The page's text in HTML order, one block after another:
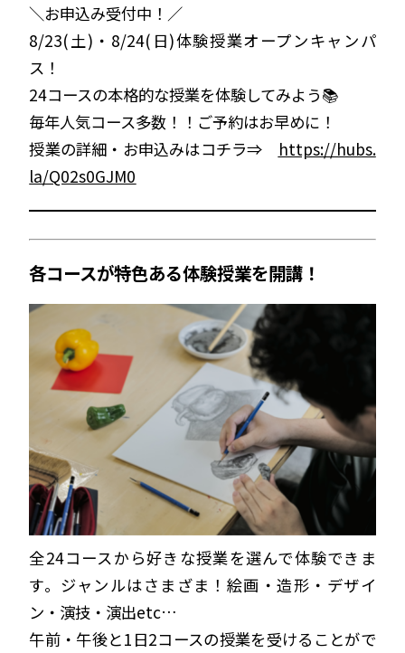
＼お申込み受付中！／
8/23(土)・8/24(日)体験授業オープンキャンパ
ス！
24コースの本格的な授業を体験してみよう📚
毎年人気コース多数！！ご予約はお早めに！
授業の詳細・お申込みはコチラ⇒ https://hubs.
la/Q02s0GJM0
各コースが特色ある体験授業を開講！
全24コースから好きな授業を選んで体験できま
す。ジャンルはさまざま！絵画・造形・デザイ
ン・演技・演出etc…
午前・午後と1日2コースの授業を受けることがで